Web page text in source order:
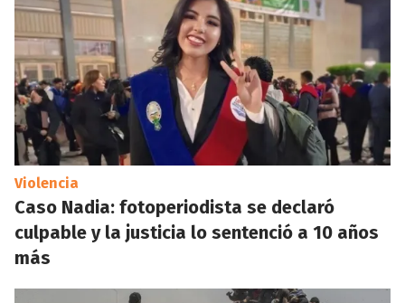
Violencia
Caso Nadia: fotoperiodista se declaró
culpable y la justicia lo sentenció a 10 años
más